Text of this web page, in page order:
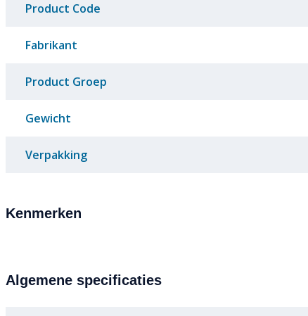
Product Code
Fabrikant
Product Groep
Gewicht
Verpakking
Kenmerken
Algemene specificaties